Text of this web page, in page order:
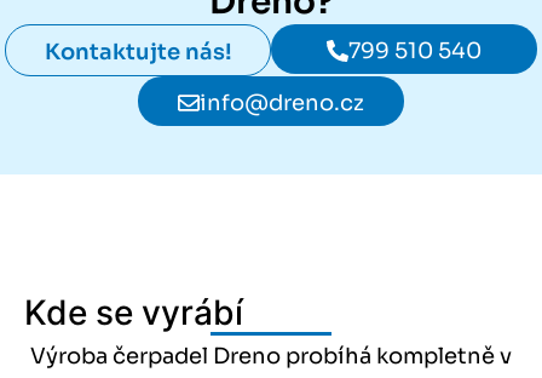
Kontaktujte nás!
799 510 540
info@dreno.cz
Kde se vyrábí
Výroba čerpadel Dreno probíhá kompletně v